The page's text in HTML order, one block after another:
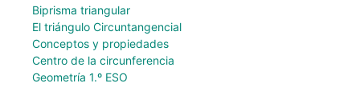
Biprisma triangular
El triángulo Circuntangencial
Conceptos y propiedades
Centro de la circunferencia
Geometría 1.º ESO